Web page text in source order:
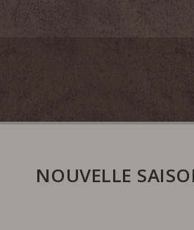
NOUVELLE